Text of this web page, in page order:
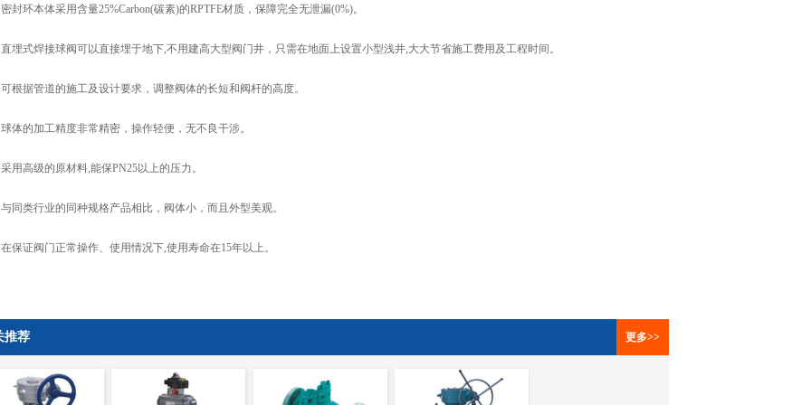
环本体采用含量25%Carbon(碳素)的RPTFE材质，保障完全无泄漏(0%)。
式焊接球阀可以直接埋于地下,不用建高大型阀门井，只需在地面上设置小型浅井,大大节省施工费用及工程时间。
据管道的施工及设计要求，调整阀体的长短和阀杆的高度。
的加工精度非常精密，操作轻便，无不良干涉。
高级的原材料,能保PN25以上的压力。
类行业的同种规格产品相比，阀体小，而且外型美观。
证阀门正常操作、使用情况下,使用寿命在15年以上。
推荐 更多>>